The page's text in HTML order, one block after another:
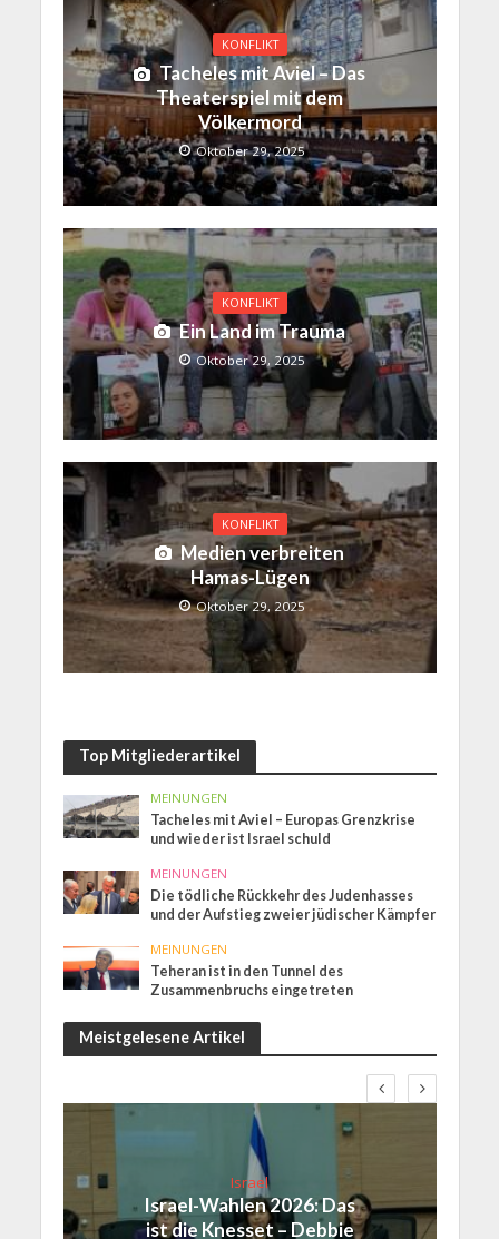
KONFLIKT
Tacheles mit Aviel – Das
Theaterspiel mit dem
Völkermord
Oktober 29, 2025
KONFLIKT
Ein Land im Trauma
Oktober 29, 2025
KONFLIKT
Medien verbreiten
Hamas-Lügen
Oktober 29, 2025
Top Mitgliederartikel
MEINUNGEN
Tacheles mit Aviel – Europas Grenzkrise
und wieder ist Israel schuld
MEINUNGEN
Die tödliche Rückkehr des Judenhasses
und der Aufstieg zweier jüdischer Kämpfer
MEINUNGEN
Teheran ist in den Tunnel des
Zusammenbruchs eingetreten
Meistgelesene Artikel
Israel
Israel-Wahlen 2026: Das
ist die Knesset – Debbie